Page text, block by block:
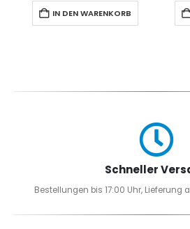
IN DEN WARENKORB
Schneller
Bestellungen bis 17:00 Uhr, Lieferung